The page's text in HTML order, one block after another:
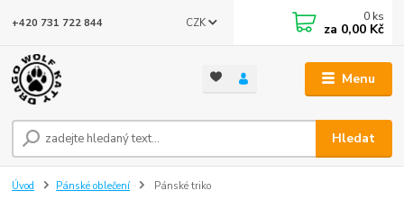
Menu
CZK
Hledat
+420 731 722 844 0 ks
za 0,00 Kč
Úvod Pánské oblečení Pánské triko